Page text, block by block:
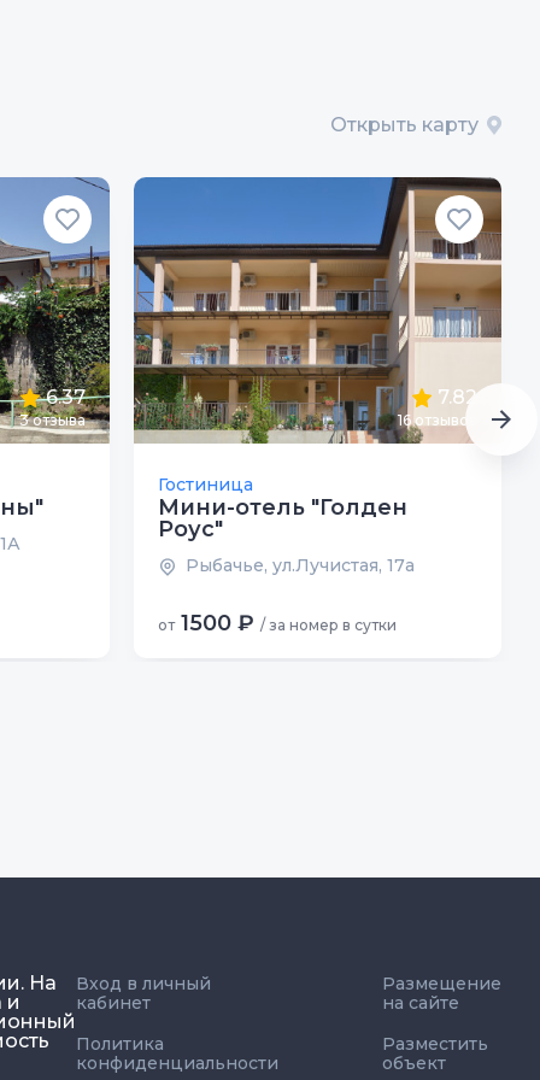
Открыть карту
6.37
3отзыва
7.82
16отзывов
Гостиница
Мини-отель "Голден
Роус"
Рыбачье, ул.Лучистая, 17а
от 1500 ₽ / за номер в сутки
На
и
Вход в личный
кабинет
Политика
конфиденциальности
Размещение
на сайте
Разместить
объект